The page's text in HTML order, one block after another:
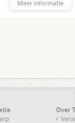
Meer informatie
Over